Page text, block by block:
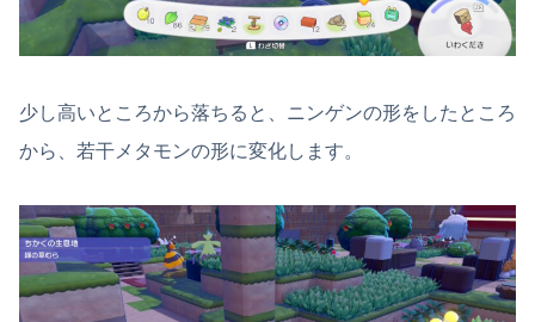
少し高いところから落ちると、ニンゲンの形をしたところ
から、若干メタモンの形に変化します。